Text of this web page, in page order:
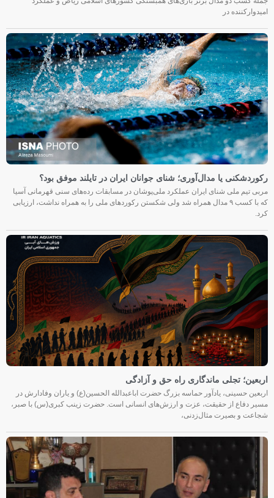
جمله کسب دو مدال برنز بازی‌های همبستگی کشورهای اسلامی ریاض و عملکرد
امیدوارکننده در
رکوردشکنی یا مدال‌آوری؛ شنای جوانان ایران در تایلند موفق بود؟
مربی تیم ملی شنای ایران عملکرد ملی‌پوشان در مسابقات رده‌های سنی قهرمانی آسیا
که با کسب ۹ مدال همراه شد ولی شکستن رکوردهای ملی را به همراه نداشت، ارزیابی
کرد.
اربعین؛ تجلی ماندگاری راه حق و آزادگی
اربعین حسینی، یادآور حماسه بزرگ حضرت اباعبدالله الحسین(ع) و یاران وفادارش در
مسیر دفاع از حقیقت، عزت و ارزش‌های انسانی است. حضرت زینب کبری(س) با صبر،
شجاعت و بصیرت مثال‌زدنی،